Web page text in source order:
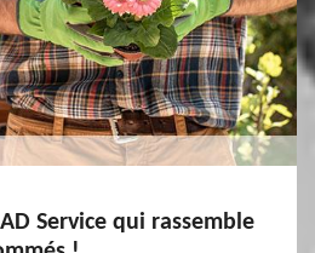
Service qui rassemble